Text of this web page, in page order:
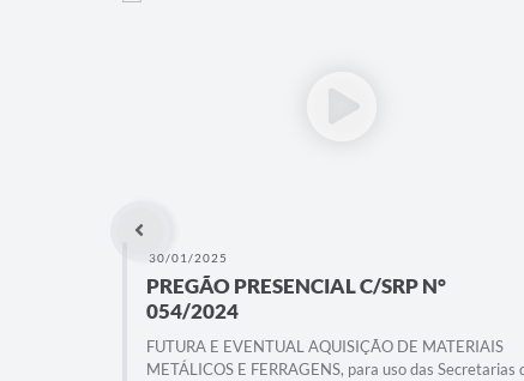
30/01/2025
PREGÃO PRESENCIAL C/SRP N°
054/2024
FUTURA E EVENTUAL AQUISIÇÃO DE MATERIAIS
METÁLICOS E FERRAGENS, para uso das Secretarias